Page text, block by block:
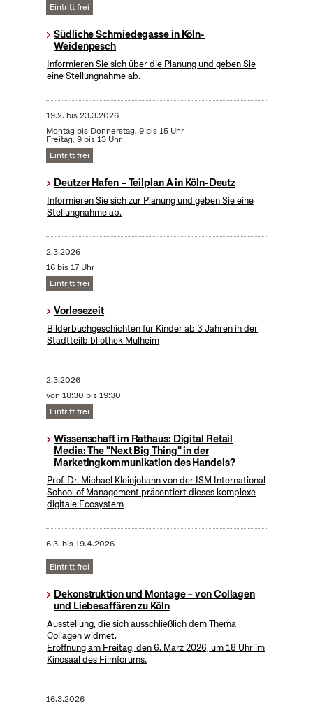
Eintritt frei
Südliche Schmiedegasse in Köln-
Weidenpesch
Informieren Sie sich über die Planung und geben Sie
eine Stellungnahme ab.
19.2. bis23.3.2026
Montag bis Donnerstag, 9 bis 15 Uhr
Freitag, 9 bis 13 Uhr
Eintritt frei
Deutzer Hafen – Teilplan A in Köln-Deutz
Informieren Sie sich zur Planung und geben Sie eine
Stellungnahme ab.
2.3.2026
16 bis 17 Uhr
Eintritt frei
Vorlesezeit
Bilderbuchgeschichten für Kinder ab 3 Jahren in der
Stadtteilbibliothek Mülheim
2.3.2026
von 18:30 bis 19:30
Eintritt frei
Wissenschaft im Rathaus: Digital Retail
Media: The "Next Big Thing" in der
Marketingkommunikation des Handels?
Prof. Dr. Michael Kleinjohann von der ISM International
School of Management präsentiert dieses komplexe
digitale Ecosystem
6.3. bis19.4.2026
Eintritt frei
Dekonstruktion und Montage – von Collagen
und Liebesaffären zu Köln
Ausstellung, die sich ausschließlich dem Thema
Collagen widmet.
Eröffnung am Freitag, den 6. März 2026, um 18 Uhr im
Kinosaal des Filmforums.
16.3.2026